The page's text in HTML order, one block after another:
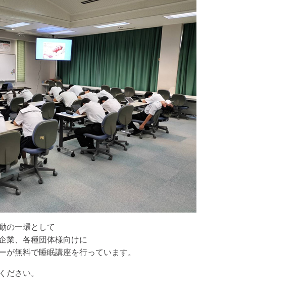
の一環として
業、各種団体様向けに
が無料で睡眠講座を行っています。
ださい。